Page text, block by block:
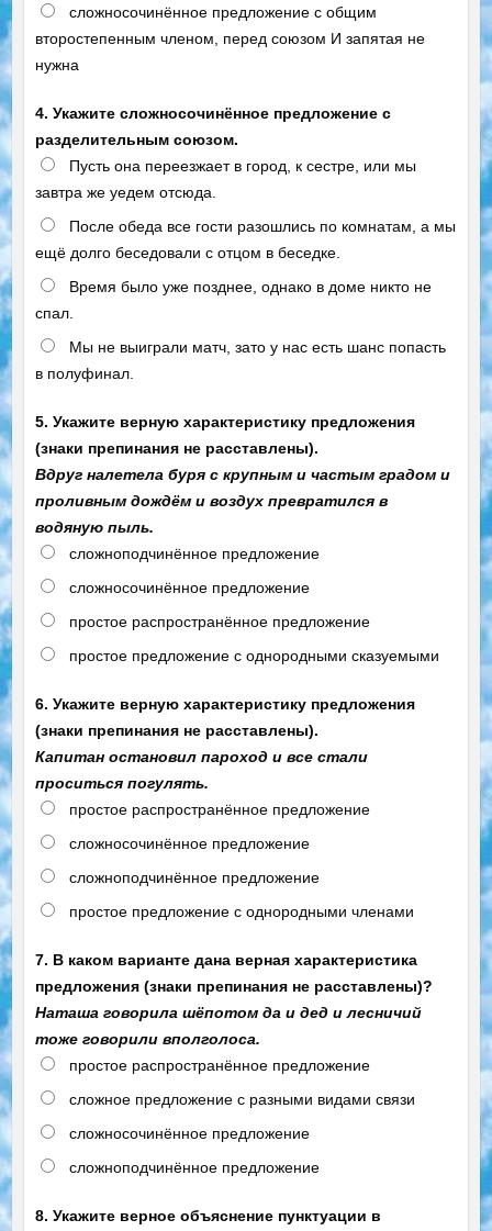
сложносочинённое предложение с общим
второстепенным членом, перед союзом И запятая не
нужна
4. Укажите сложносочинённое предложение с
разделительным союзом.
Пусть она переезжает в город, к сестре, или мы
завтра же уедем отсюда.
После обеда все гости разошлись по комнатам, а мы
ещё долго беседовали с отцом в беседке.
Время было уже позднее, однако в доме никто не
спал.
Мы не выиграли матч, зато у нас есть шанс попасть
в полуфинал.
5. Укажите верную характеристику предложения
(знаки препинания не расставлены).
Вдруг налетела буря с крупным и частым градом и
проливным дождём и воздух превратился в
водяную пыль.
сложноподчинённое предложение
сложносочинённое предложение
простое распространённое предложение
простое предложение с однородными сказуемыми
6. Укажите верную характеристику предложения
(знаки препинания не расставлены).
Капитан остановил пароход и все стали
проситься погулять.
простое распространённое предложение
сложносочинённое предложение
сложноподчинённое предложение
простое предложение с однородными членами
7. В каком варианте дана верная характеристика
предложения (знаки препинания не расставлены)?
Наташа говорила шёпотом да и дед и лесничий
тоже говорили вполголоса.
простое распространённое предложение
сложное предложение с разными видами связи
сложносочинённое предложение
сложноподчинённое предложение
8. Укажите верное объяснение пунктуации в